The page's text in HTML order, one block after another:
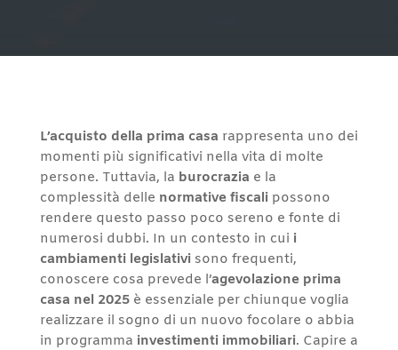
L’acquisto della prima casa rappresenta uno dei
momenti più significativi nella vita di molte
persone. Tuttavia, la burocrazia e la
complessità delle normative fiscalipossono
rendere questo passo poco sereno e fonte di
numerosi dubbi. In un contesto in cui i
cambiamenti legislativisono frequenti,
conoscere cosa prevede l’agevolazione prima
casa nel 2025è essenziale per chiunque voglia
realizzare il sogno di un nuovo focolare o abbia
in programma investimenti immobiliari. Capire a